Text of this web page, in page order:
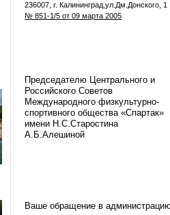
236007, г. Калининград,ул.Дм.Донского, 1
№ 851-1/5 от 09 марта 2005
Председателю Центрального и
Российского Советов
Международного физкультурно-
спортивного общества «Спартак»
имени Н.С.Старостина
А.Б.Алешиной
Ваше обращение в